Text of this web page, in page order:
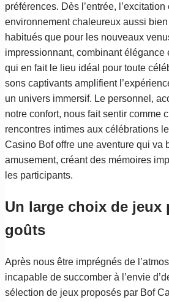
préférences. Dès l’entrée,
environnement chaleureux aussi
habitués que pour les nouveaux
impressionnant, combinant élégance
qui en fait le lieu idéal pour toute
sons captivants amplifient
un univers immersif. Le personnel,
notre confort, nous fait sentir comme
rencontres intimes aux célébrations
Casino Bof offre une aventure qui va
amusement, créant des mémoires
les participants.
Un large choix de jeux
goûts
Après nous être imprégnés de
incapable de succomber à l’envie
sélection de jeux proposés par Bof